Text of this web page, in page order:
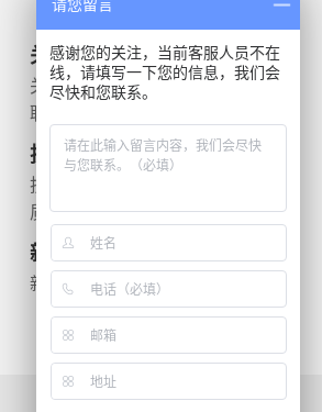
关于我们
关于我们
联系我们
技术支持
技术文档
质检报告
新闻资讯
新闻动态
产品信息
微生物质控菌株
遗传毒理
药敏检测
请您留言
感谢您的关注，当前客服人员不在
线，请填写一下您的信息，我们会
尽快和您联系。